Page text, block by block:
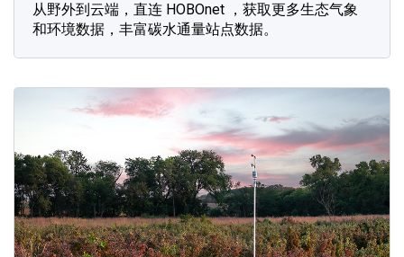
从野外到云端，直连 HOBOnet ，获取更多生态气象
和环境数据，丰富碳水通量站点数据。